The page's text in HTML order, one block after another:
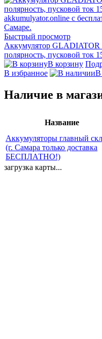
Быстрый просмотр
Аккумулятор GLADIATOR
полярность, пусковой ток
В корзину
В избранное
В
Наличие в
Название
Аккумуляторы главный
(г. Самара только доставка
БЕСПЛАТНО!)
загрузка карты...